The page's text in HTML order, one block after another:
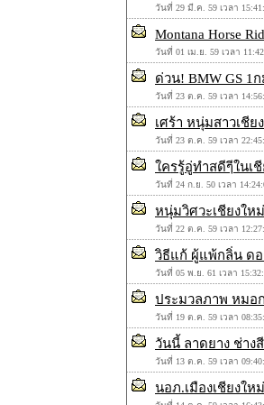
วันที่ 29 มี.ค. 59 เวลา
Montana Horse
วันที่ 01 เม.ย. 59 เวลา
ด่วน! BMW GS 1
วันที่ 23 ต.ค. 59 เวลา
เศร้า หนุ่มสาวเชี
วันที่ 23 ต.ค. 59 เวลา
ใครรู้อู่ทำสดีๆีในเ
วันที่ 24 ก.ย. 50 เวลา
หนุ่มวิศวะเชียงใ
วันที่ 22 ต.ค. 59 เวลา
วิธีแก้ ผู้แพ้กลิ่น ด
วันที่ 05 พ.ย. 61 เวลา
ประมวลภาพ หมอ
วันที่ 19 ต.ค. 59 เวลา
วันนี้ ลาดยาง ช่าง
วันที่ 13 ต.ค. 59 เวลา
นอภ.เมืองเชียงให